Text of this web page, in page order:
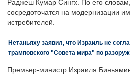
Раджеш Кумар Сингх. По его
сосредоточатся на модернизации
истребителей.
Нетаньяху заявил, что Израиль не
трамповского "Совета мира" по
Премьер-министр Израиля